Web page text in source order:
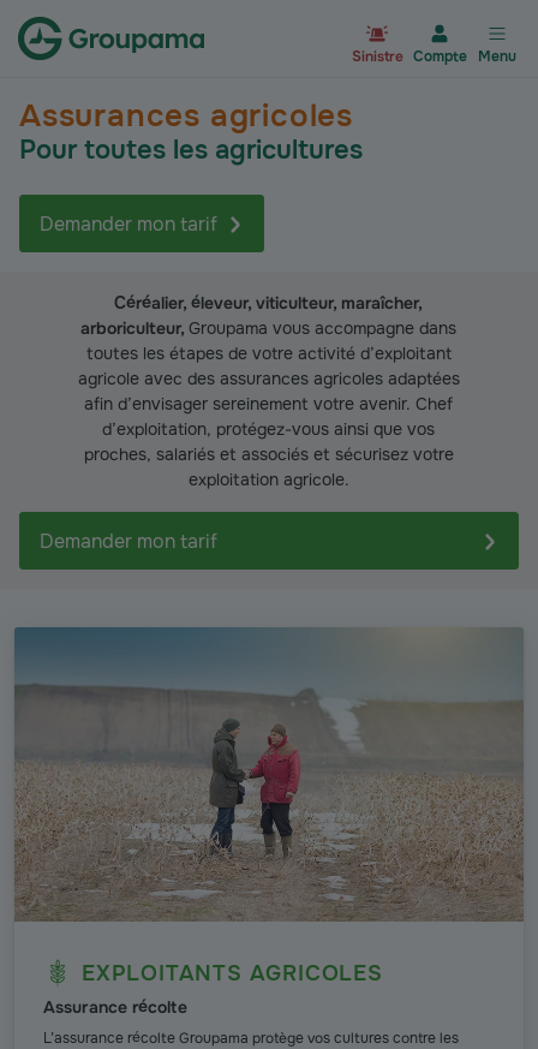
Sinistre Compte Menu
Assurances agricoles
Pour toutes les agricultures
Demander mon tarif
Céréalier, éleveur, viticulteur, maraîcher,
arboriculteur,Groupama vous accompagne dans
toutes les étapes de votre activité d’exploitant
agricole avec des assurances agricoles adaptées
afin d’envisager sereinement votre avenir. Chef
d’exploitation, protégez-vous ainsi que vos
proches, salariés et associés et sécurisez votre
exploitation agricole.
Demander mon tarif
EXPLOITANTS AGRICOLES
Assurance récolte
L’assurance récolte Groupama protège vos cultures contre les